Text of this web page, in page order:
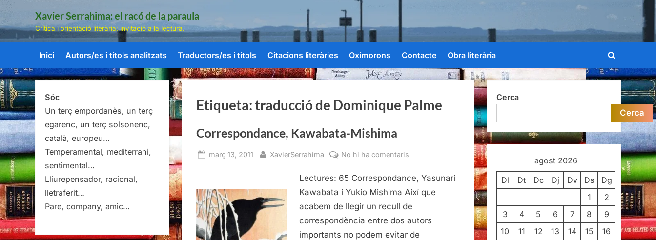
Skip
content
Xavier Serrahima: el racó de la paraula
Crítica i orientació literària: invitació a la lectura.
Inici Autors/es i títols analitzats Traductors/es i títols Citacions literàries Oxímorons Contacte Obra literària
Toggle
search
form
Etiqueta:traducció de Dominique Palme
Correspondance, Kawabata-Mishima
Posted
març 13, 2011 By
XavierSerrahima No hi ha comentaris
Kawabata-
Mishima
Lectures: 65 Correspondance, Yasunari
Kawabata i Yukio Mishima Així que
acabem de llegir un recull de
correspondència entre dos autors
importants no podem evitar de
Sóc
Un terç empordanès, un terç
egarenc, un terç solsonenc,
català, europeu…
Temperamental, mediterrani,
sentimental…
Lliurepensador, racional,
lletraferit…
Pare, company, amic…
Cerca
Cerca
agost 2026
Dl Dt Dc Dj Dv Ds
Dg
1
2
3
4 5 6 7 8
9
10
11 12 13 14 15
16